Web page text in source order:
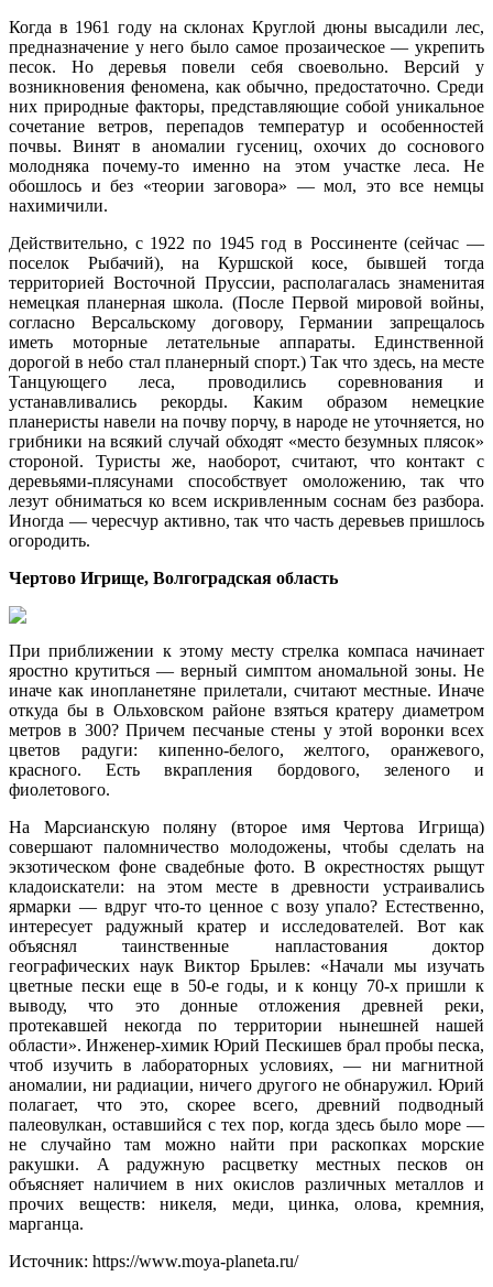
Когда в 1961 году на склонах Круглой дюны высадили лес,
предназначение у него было самое прозаическое — укрепить
песок. Но деревья повели себя своевольно. Версий у
возникновения феномена, как обычно, предостаточно. Среди
них природные факторы, представляющие собой уникальное
сочетание ветров, перепадов температур и особенностей
почвы. Винят в аномалии гусениц, охочих до соснового
молодняка почему-то именно на этом участке леса. Не
обошлось и без «теории заговора» — мол, это все немцы
нахимичили.
Действительно, с 1922 по 1945 год в Россиненте (сейчас —
поселок Рыбачий), на Куршской косе, бывшей тогда
территорией Восточной Пруссии, располагалась знаменитая
немецкая планерная школа. (После Первой мировой войны,
согласно Версальскому договору, Германии запрещалось
иметь моторные летательные аппараты. Единственной
дорогой в небо стал планерный спорт.) Так что здесь, на месте
Танцующего леса, проводились соревнования и
устанавливались рекорды. Каким образом немецкие
планеристы навели на почву порчу, в народе не уточняется, но
грибники на всякий случай обходят «место безумных плясок»
стороной. Туристы же, наоборот, считают, что контакт с
деревьями-плясунами способствует омоложению, так что
лезут обниматься ко всем искривленным соснам без разбора.
Иногда — чересчур активно, так что часть деревьев пришлось
огородить.
Чертово Игрище, Волгоградская область
При приближении к этому месту стрелка компаса начинает
яростно крутиться — верный симптом аномальной зоны. Не
иначе как инопланетяне прилетали, считают местные. Иначе
откуда бы в Ольховском районе взяться кратеру диаметром
метров в 300? Причем песчаные стены у этой воронки всех
цветов радуги: кипенно-белого, желтого, оранжевого,
красного. Есть вкрапления бордового, зеленого и
фиолетового.
На Марсианскую поляну (второе имя Чертова Игрища)
совершают паломничество молодожены, чтобы сделать на
экзотическом фоне свадебные фото. В окрестностях рыщут
кладоискатели: на этом месте в древности устраивались
ярмарки — вдруг что-то ценное с возу упало? Естественно,
интересует радужный кратер и исследователей. Вот как
объяснял таинственные напластования доктор
географических наук Виктор Брылев: «Начали мы изучать
цветные пески еще в 50-е годы, и к концу 70-х пришли к
выводу, что это донные отложения древней реки,
протекавшей некогда по территории нынешней нашей
области». Инженер-химик Юрий Пескишев брал пробы песка,
чтоб изучить в лабораторных условиях, — ни магнитной
аномалии, ни радиации, ничего другого не обнаружил. Юрий
полагает, что это, скорее всего, древний подводный
палеовулкан, оставшийся с тех пор, когда здесь было море —
не случайно там можно найти при раскопках морские
ракушки. А радужную расцветку местных песков он
объясняет наличием в них окислов различных металлов и
прочих веществ: никеля, меди, цинка, олова, кремния,
марганца.
Источник: https://www.moya-planeta.ru/